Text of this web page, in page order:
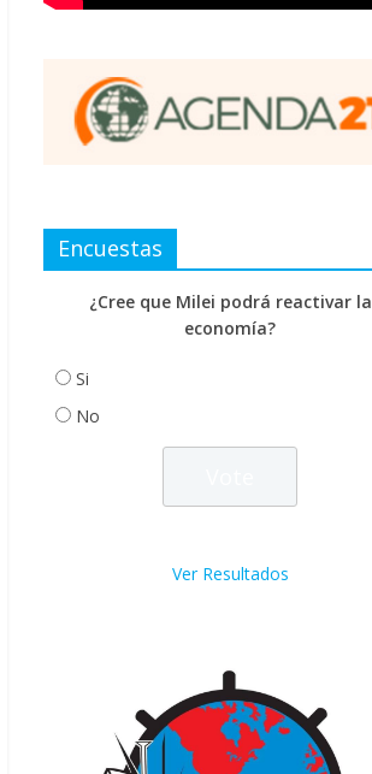
Encuestas
¿Cree que Milei podrá reactivar la
economía?
Si
No
Ver Resultados